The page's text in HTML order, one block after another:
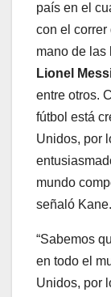
país en el
con el
mano de las
Lionel
entre otros.
fútbol está
Unidos, por
mundo
señaló Kane.
“Sabemos
en todo el
Unidos, por